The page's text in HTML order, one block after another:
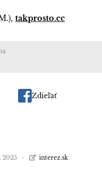
takprosto.cc
Zdieľať
2025 interez.sk